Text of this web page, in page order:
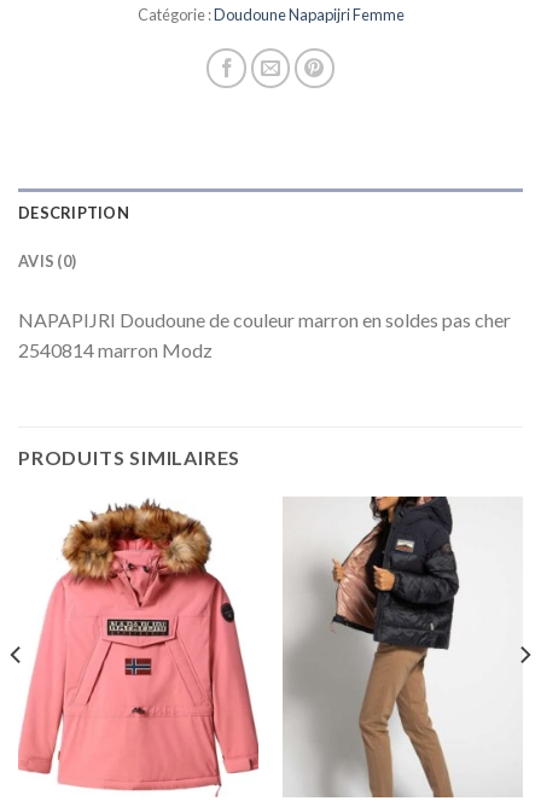
Catégorie :Doudoune Napapijri Femme
DESCRIPTION
AVIS (0)
NAPAPIJRI Doudoune de couleur marron en soldes pas cher
2540814 marron Modz
PRODUITS SIMILAIRES